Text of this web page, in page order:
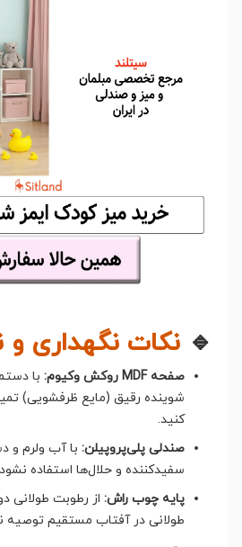
🔹 نکات نگهداری و
صفحه MDF روکش وکیوم:
با
شوینده رقیق (مایع ظرفشویی)
کنید.
صندلی پلی‌پروپیلن: با آب ولرم و
سفیدکننده و حلال‌ها استفاده
پایه چوب راش: از رطوبت طولانی
طولانی در آفتاب مستقیم توصیه